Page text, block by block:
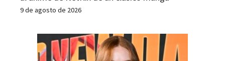
9 de agosto de 2026